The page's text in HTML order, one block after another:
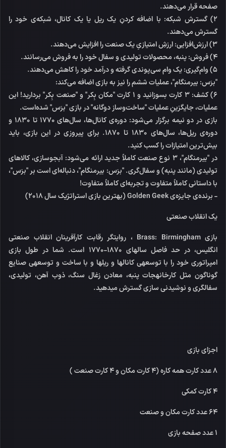
صفحه قرار می‌دهند.
2) گسترش شبکه: با اضافه کردنِ یک ریل یا یک کانال، شبکه‌ی خود را
گسترش می‌دهند.
3) ارزش‌افزایی: ارزشِ امتیازیِ یک صنعت را افزایش می‌دهند.
4) فروش: پنبه، محصولات تولیدی و سفال خود را به فروش می‌رسانند.
5) وام‌گیری: یک وام سی‌پوندی گرفته و درآمد خود را کاهش می‌دهند.
"برَس: بیرمنگام"، عملیات ششم را نیز به بازی اضافه می‌کند:
6) کشف: 3 کارت بسوزانید و 1 کارت "مکان بِکر" و "صنعت بِکر" بردارید! این
عملیات، جایگزینِ عملیات "ساخت‌وساز دوگانه" در بازی "برَس" شده‌است.
بازی در دو نیمه برگزار می‌شود: دوره‌ی کانال‌ها، سال‌های 1770 تا 1830 و
دوره‌ی ریل‌ها، سال‌های 1830 تا 1870. برای پیروزی در این بازی، باید
بیش‌ترین امتیازات را کسب کنید.
در "بیرمنگام"، 3 نوع صنعت کاملاً جدید ارائه می‌شود: آبجوسازی، کالاهای
تولیدی (مانند پنبه) و سفال‌گری. "برَس: بیرمنگام"، دنباله‌ای است بر "برَس"،
با داستانی کاملاً متفاوت و تجربه‌ای کاملاً متفاوت!
- برنده‌ی جایزه‌ی Golden Geek (بهترین بازی استراتژیک سال 2018)
یک انقلاب صنعتی
بازی Brass: Birmingham
، روایتگر رقابت کارآفرینان انقلاب صنعتی
انگلیس، در حد فاصل سال‏های 1870-1770 است. شما در طول بازی
امپراتوری خود را با توسعه‏ی کانال‏ها و ریل‏ها و با ساخت و توسعه‏ی صنایع
گوناگون مثل کارخانه‏جات پنبه، معادن زغال سنگ، ذوب آهن، تولیدی،
سفال‏گری و نوشیدنی سازی گسترش می‏دهید.
اجزای بازی
8 عدد کارت همه کاره (4 کارت مکان و 4 کارت صنعت )
4 کارت کمکی
64 عدد کارت مکان و صنعت
1 عدد صفحه بازی